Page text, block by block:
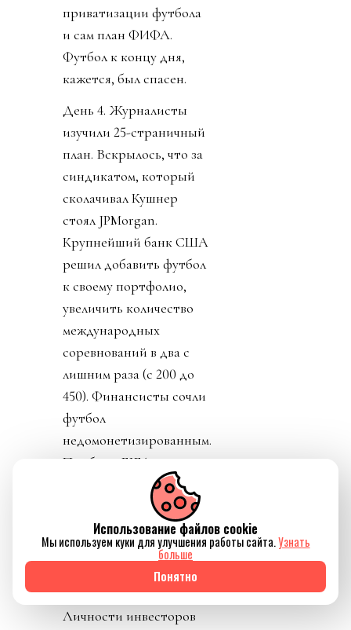
приватизации футбола
и сам план ФИФА.
Футбол к концу дня,
кажется, был спасен.
День 4. Журналисты
изучили 25-страничный
план. Вскрылось, что за
синдикатом, который
сколачивал Кушнер
стоял JPMorgan.
Крупнейший банк США
решил добавить футбол
к своему портфолио,
увеличить количество
международных
соревнований в два с
лишним раза (с 200 до
450). Финансисты сочли
футбол
недомонетизированным.
Прибыль FIFA - около
$3.6 миллиарда в год, а
NFL приносит аж $21
миллиард. Женский
футбол не указан. Кому
обещанные миллиарды
достанутся не сказали.
Личности инвесторов
Использование файлов cookie
Мы используем куки для улучшения работы сайта.Узнать
больше
Понятно